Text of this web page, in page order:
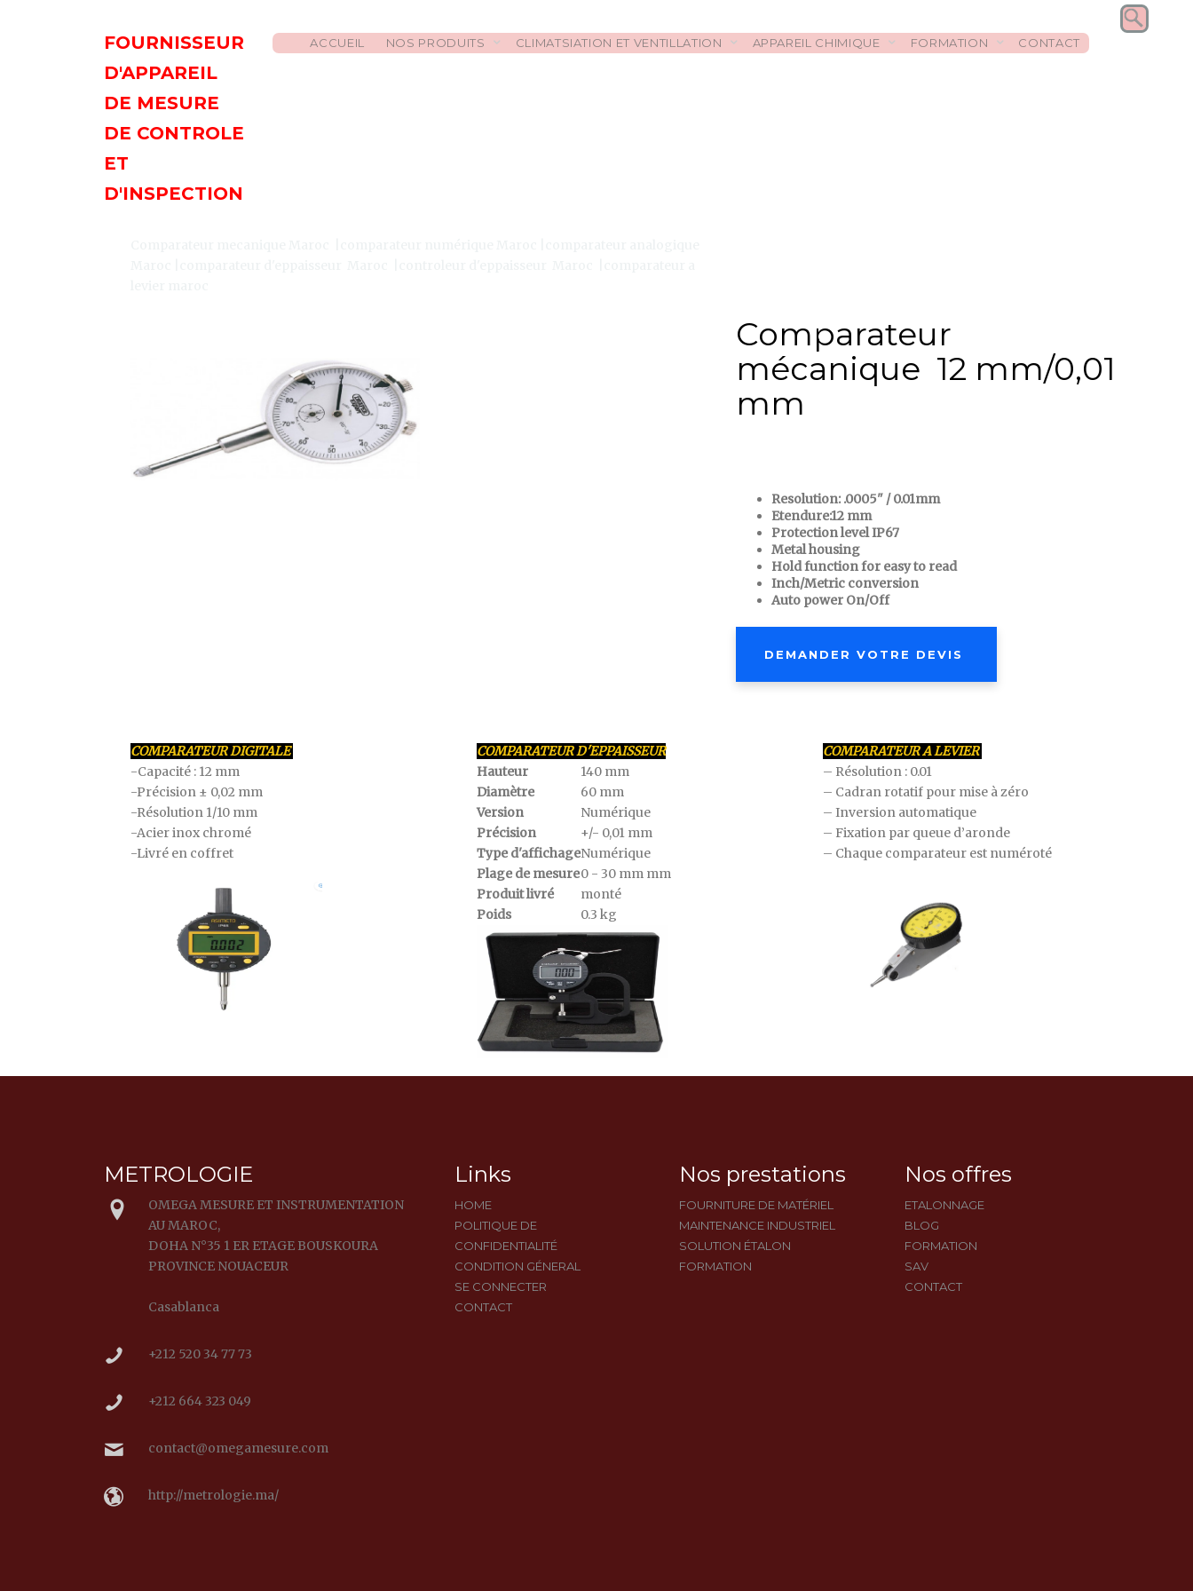
FOURNISSEUR
D'APPAREIL
DE MESURE
DE CONTROLE
ET
D'INSPECTION
ACCUEIL NOS PRODUITS CLIMATSIATION ET VENTILLATION APPAREIL CHIMIQUE FORMATION CONTACT
Comparateur
mécanique 12 mm/0,01
mm
Resolution: .0005" / 0.01mm
Etendure:12 mm
Protection level IP67
Metal housing
Hold function for easy to read
Inch/Metric conversion
Auto power On/Off
DEMANDER VOTRE DEVIS
COMPARATEUR DIGITALE
-Capacité : 12 mm
-Précision ± 0,02 mm
-Résolution 1/10 mm
-Acier inox chromé
-Livré en coffret
COMPARATEUR D'EPPAISSEUR
Hauteur
140mm
Diamètre
60mm
Version
Numérique
Précision
+/- 0,01mm
Type d'affichageNumérique
Plage de mesure0 - 30 mmmm
Produit livré
monté
Poids
0.3 kg
COMPARATEUR A LEVIER
– Résolution : 0.01
– Cadran rotatif pour mise à zéro
– Inversion automatique
– Fixation par queue d’aronde
– Chaque comparateur est numéroté
METROLOGIE
OMEGA MESURE ET INSTRUMENTATION
AU MAROC,
DOHA N°35 1 ER ETAGE BOUSKOURA
PROVINCE NOUACEUR
Casablanca
+212 520 34 77 73
+212 664 323 049
contact@omegamesure.com
http://metrologie.ma/
Links
HOME
POLITIQUE DE
CONFIDENTIALITÉ
CONDITION GÉNERAL
SE CONNECTER
CONTACT
Nos prestations
FOURNITURE DE MATÉRIEL
MAINTENANCE INDUSTRIEL
SOLUTION ÉTALON
FORMATION
Nos offres
ETALONNAGE
BLOG
FORMATION
SAV
CONTACT